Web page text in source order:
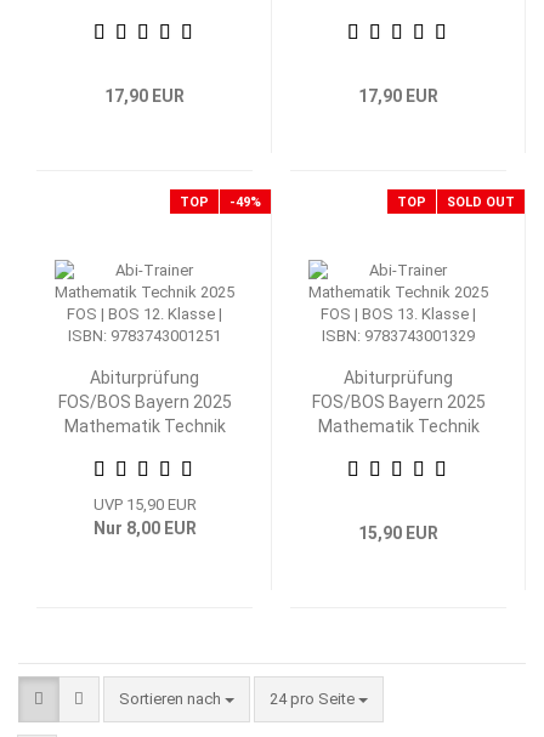
Volkswirtschaftslehre
17,90 EUR
Volkswirtschaftslehre
17,90 EUR
TOP -49%
Abiturprüfung
FOS/BOS Bayern 2025
Mathematik Technik
UVP 15,90 EUR
Nur 8,00 EUR
TOP SOLD OUT
Abiturprüfung
FOS/BOS Bayern 2025
Mathematik Technik
15,90 EUR
Sortieren nach
Sortieren nach 24 pro Seite
pro Seite